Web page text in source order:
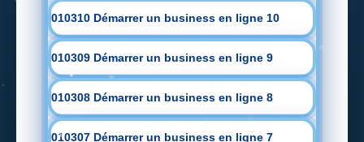
010310 Démarrer un business en ligne 10
010309 Démarrer un business en ligne 9
010308 Démarrer un business en ligne 8
010307 Démarrer un business en ligne 7